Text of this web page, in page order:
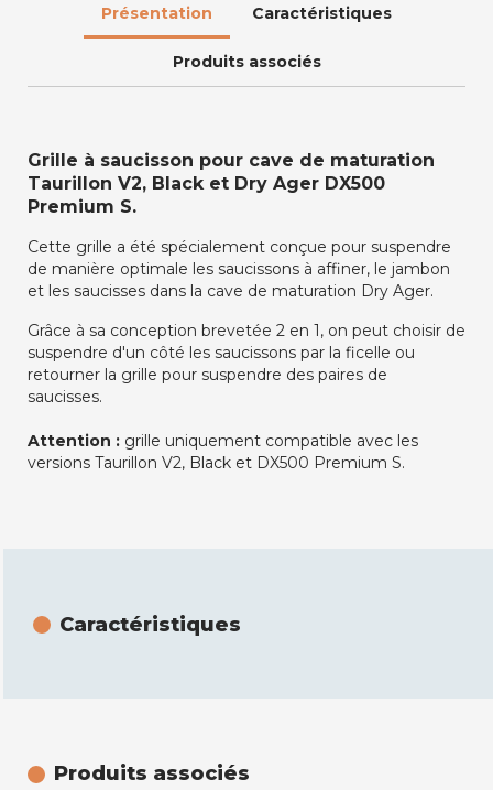
Présentation Caractéristiques
Produits associés
Grille à saucisson pour cave de maturation
Taurillon V2, Black et Dry Ager DX500
Premium S.
Cette grille a été spécialement conçue pour suspendre
de manière optimale les saucissons à affiner, le jambon
et les saucisses dans la cave de maturation Dry Ager.
Grâce à sa conception brevetée 2 en 1, on peut choisir de
suspendre d'un côté les saucissons par la ficelle ou
retourner la grille pour suspendre des paires de
saucisses.
Attention : grille uniquement compatible avec les
versions Taurillon V2, Black et DX500 Premium S.
Caractéristiques
Produits associés